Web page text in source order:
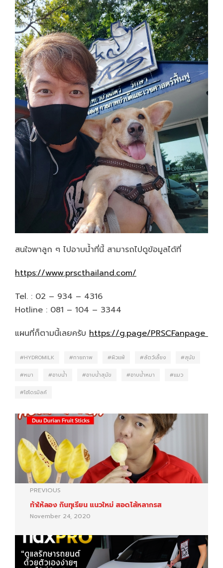
สนใจพาลูก ๆ ไปอาบน้ำที่นี้ สามารถไปดูข้อมูลได้ที่
https://www.prscthailand.com/
Tel. : 02 – 934 – 4316
Hotline : 081 – 104 – 3344
แผนที่ก็ตามนี้เลยครับ https://g.page/PRSCFanpage
HYDROMILK กายภาพ ผิวแพ้ สัตว์เลี้ยง สุนัข
หมา อาบน้ำ อาบน้ำสุนัข อาบน้ำหมา แมว
ไฮโดรมิลค์
PREVIOUS
ท้าให้ลอง กินทุเรียน แนวใหม่ สอดไส้หลากรส
November 24, 2020